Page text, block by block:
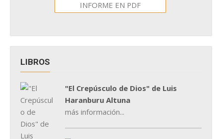
INFORME EN PDF
LIBROS
"El Crepúsculo de Dios" de Luis
Haranburu Altuna
más información...